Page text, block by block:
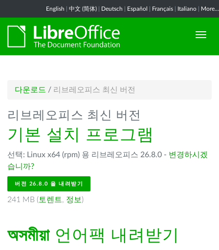
English 中文 (简体) Deutsch Español Français Italiano More...
다운로드 / 리브레오피스 최신 버전
리브레오피스 최신 버전
기본 설치 프로그램
선택: Linux x64 (rpm) 용 리브레오피스 26.8.0 - 변경하시겠
습니까?
버전 26.8.0 을 내려받기
241 MB ( 토렌트, 정보 )
অসমীয়া 언어팩 내려받기